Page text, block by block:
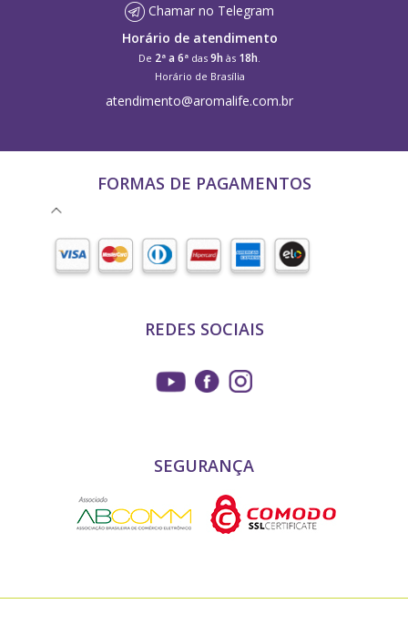
Chamar no Telegram
Horário de atendimento
De 2ª a 6ª das 9h às 18h
Horário de Brasília
atendimento@aromalife.com.br
FORMAS DE PAGAMENTOS
REDES SOCIAIS
SEGURANÇA